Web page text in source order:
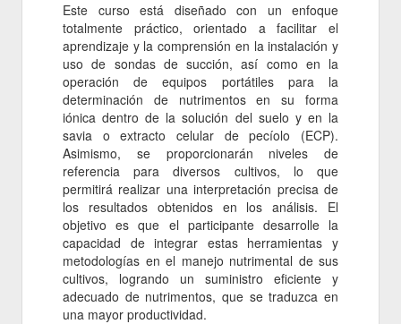
Este curso está diseñado con un enfoque
totalmente práctico, orientado a facilitar el
aprendizaje y la comprensión en la instalación y
uso de sondas de succión, así como en la
operación de equipos portátiles para la
determinación de nutrimentos en su forma
iónica dentro de la solución del suelo y en la
savia o extracto celular de pecíolo (ECP).
Asimismo, se proporcionarán niveles de
referencia para diversos cultivos, lo que
permitirá realizar una interpretación precisa de
los resultados obtenidos en los análisis. El
objetivo es que el participante desarrolle la
capacidad de integrar estas herramientas y
metodologías en el manejo nutrimental de sus
cultivos, logrando un suministro eficiente y
adecuado de nutrimentos, que se traduzca en
una mayor productividad.